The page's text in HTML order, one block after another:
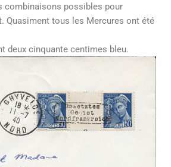
combinaisons possibles pour
Quasiment tous les Mercures ont été
deux cinquante centimes bleu.